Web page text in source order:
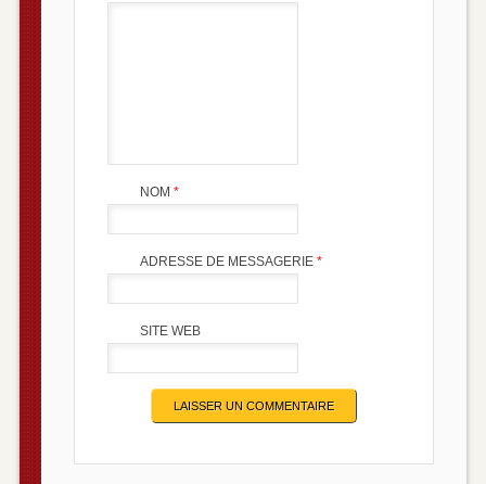
NOM *
ADRESSE DE MESSAGERIE *
SITE WEB